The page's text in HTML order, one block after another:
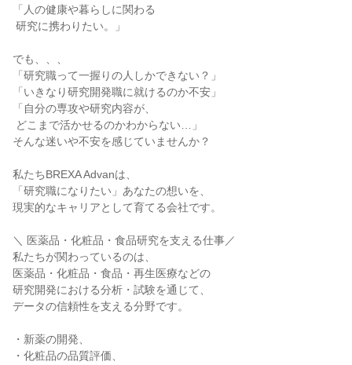
「人の健康や暮らしに関わる
でも、、、
「研究職って一握りの人しかできない？」
「いきなり研究開発職に就けるのか不安」
「自分の専攻や研究内容が、
そんな迷いや不安を感じていませんか？
私たちBREXA Advanは、
「研究職になりたい」あなたの想いを、
現実的なキャリアとして育てる会社です。
＼ 医薬品・化粧品・食品研究を支える仕事／
私たちが関わっているのは、
医薬品・化粧品・食品・再生医療などの
研究開発における分析・試験を通じて、
データの信頼性を支える分野です。
・新薬の開発、
・化粧品の品質評価、